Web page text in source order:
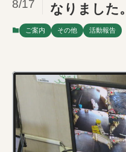
なりました。
8/17
ご案内 その他 活動報告